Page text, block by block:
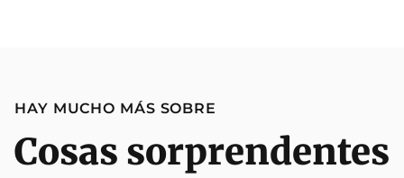
HAY MUCHO MÁS SOBRE
Cosas sorprendentes